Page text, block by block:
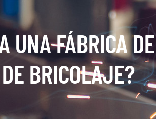
UNA FÁBRICA
BRICOLAJE?